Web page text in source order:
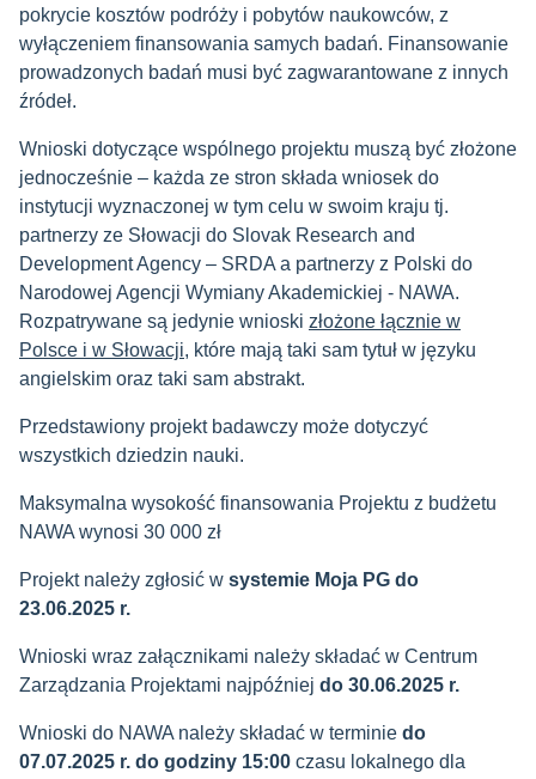
pokrycie kosztów podróży i pobytów naukowców, z
wyłączeniem finansowania samych badań. Finansowanie
prowadzonych badań musi być zagwarantowane z innych
źródeł.
Wnioski dotyczące wspólnego projektu muszą być złożone
jednocześnie – każda ze stron składa wniosek do
instytucji wyznaczonej w tym celu w swoim kraju tj.
partnerzy ze Słowacji do Slovak Research and
Development Agency – SRDA a partnerzy z Polski do
Narodowej Agencji Wymiany Akademickiej - NAWA.
Rozpatrywane są jedynie wnioski złożone łącznie w
Polsce i w Słowacji, które mają taki sam tytuł w języku
angielskim oraz taki sam abstrakt.
Przedstawiony projekt badawczy może dotyczyć
wszystkich dziedzin nauki.
Maksymalna wysokość finansowania Projektu z budżetu
NAWA wynosi 30 000 zł
Projekt należy zgłosić w systemie Moja PG do
23.06.2025 r.
Wnioski wraz załącznikami należy składać w Centrum
Zarządzania Projektami najpóźniej do 30.06.2025 r.
Wnioski do NAWA należy składać w terminie do
07.07.2025 r. do godziny 15:00 czasu lokalnego dla